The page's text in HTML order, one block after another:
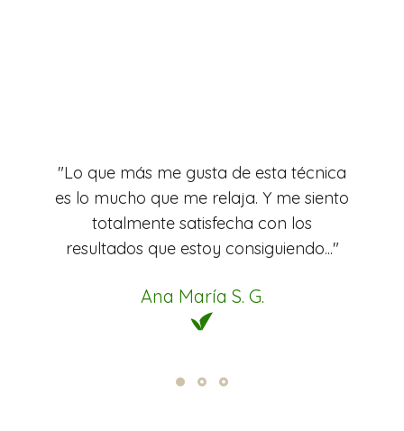
"Lo que más me gusta de esta técnica
es lo mucho que me relaja. Y me siento
totalmente satisfecha con los
resultados que estoy consiguiendo..."
Ana María S. G.